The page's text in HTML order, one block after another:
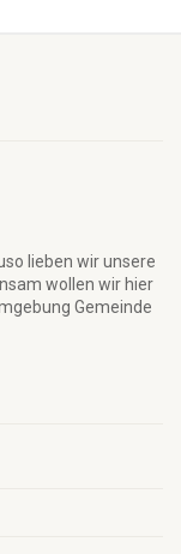
lieben wir unsere
wollen wir hier
Gemeinde